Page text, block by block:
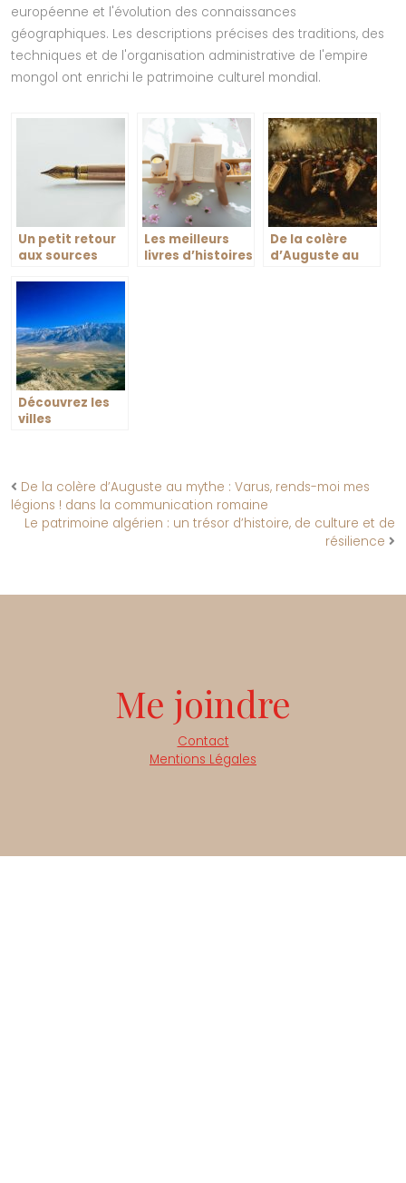
européenne et l'évolution des connaissances
géographiques. Les descriptions précises des traditions, des
techniques et de l'organisation administrative de l'empire
mongol ont enrichi le patrimoine culturel mondial.
Un petit retour
aux sources
Les meilleurs
livres d’histoires
De la colère
d’Auguste au
Découvrez les
villes
et leur histoire
unique
De la colère d’Auguste au mythe : Varus, rends-moi mes
légions ! dans la communication romaine
Le patrimoine algérien : un trésor d’histoire, de culture et de
résilience
Me joindre
Contact
Mentions Légales